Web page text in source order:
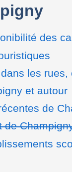
des
les rues,
et autour
de
de